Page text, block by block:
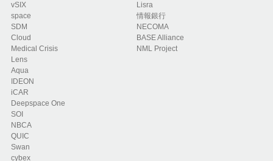
vSIX
space
SDM
Cloud
Medical Crisis
Lens
Aqua
IDEON
iCAR
Deepspace One
SOI
NBCA
QUIC
Swan
cybex
Lisra
情報銀行
NECOMA
BASE Alliance
NML Project